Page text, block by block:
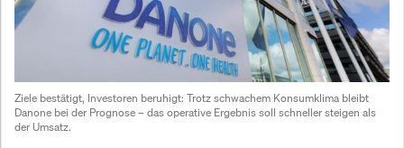
Ziele bestätigt, Investoren beruhigt: Trotz schwachem Konsumklima bleibt
Danone bei der Prognose – das operative Ergebnis soll schneller steigen als
der Umsatz.